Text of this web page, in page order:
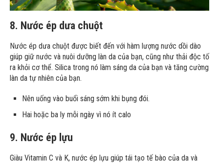
8. Nước ép dưa chuột
Nước ép dưa chuột được biết đến với hàm lượng nước dồi dào
giúp giữ nước và nuôi dưỡng làn da của bạn, cũng như thải độc tố
ra khỏi cơ thể. Silica trong nó làm sáng da của bạn và tăng cường
làn da tự nhiên của bạn.
Nên uống vào buổi sáng sớm khi bụng đói.
Hai hoặc ba ly mỗi ngày vì nó ít calo
9. Nước ép lựu
Giàu Vitamin C và K, nước ép lựu giúp tái tạo tế bào của da và